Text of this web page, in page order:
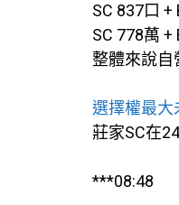
SC 837口 +
SC 778萬 +
整體來說自
選擇權最大
莊家SC在
***08:48